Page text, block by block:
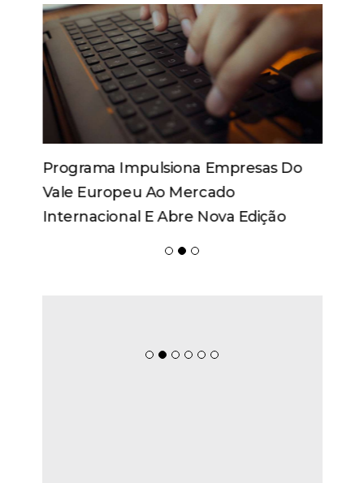
Programa Impulsiona Empresas Do
Vale Europeu Ao Mercado
Internacional E Abre Nova Edição